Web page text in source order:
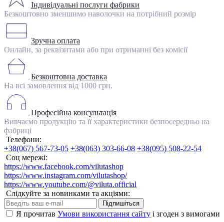
Індивідуальні послуги фабрики
Безкоштовно зменшимо наволочки на потрібний розмір
Зручна оплата
Онлайн, за реквізитами або при отриманні без комісії
Безкоштовна доставка
На всі замовлення від 1000 грн.
Професійна консультація
Вивчаємо продукцію та її характеристики безпосередньо на
фабриці
Телефони:
+38(067) 567-73-05 +38(063) 303-66-08 +38(095) 508-22-54
Соц мережі:
https://www.facebook.com/vilutashop
https://www.instagram.com/vilutashop/
https://www.youtube.com/@viluta.official
Слідкуйте за новинками та акціями:
Підпишіться
Я прочитав Умови використання сайту і згоден з вимогами